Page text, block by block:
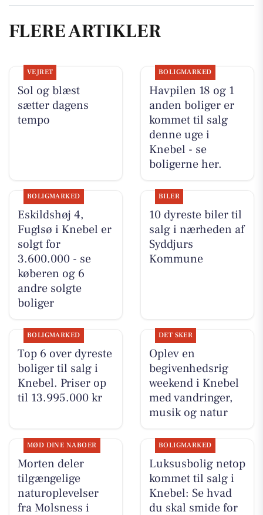
FLERE ARTIKLER
VEJRET
Sol og blæst
sætter dagens
tempo
BOLIGMARKED
Havpilen 18 og 1
anden boliger er
kommet til salg
denne uge i
Knebel - se
boligerne her.
BOLIGMARKED
Eskildshøj 4,
Fuglsø i Knebel er
solgt for
3.600.000 - se
køberen og 6
andre solgte
boliger
BILER
10 dyreste biler til
salg i nærheden af
Syddjurs
Kommune
BOLIGMARKED
Top 6 over dyreste
boliger til salg i
Knebel. Priser op
til 13.995.000 kr
DET SKER
Oplev en
begivenhedsrig
weekend i Knebel
med vandringer,
musik og natur
MØD DINE NABOER
Morten deler
tilgængelige
naturoplevelser
fra Molsness i
BOLIGMARKED
Luksusbolig netop
kommet til salg i
Knebel: Se hvad
du skal smide for